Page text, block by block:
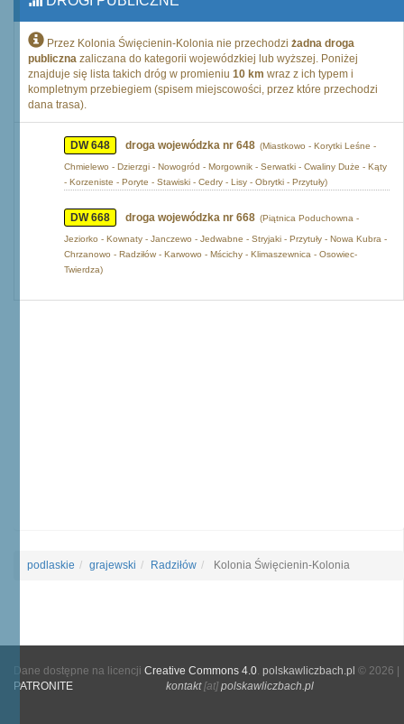
Przez Kolonia Święcienin-Kolonia nie przechodzi żadna droga
publiczna zaliczana do kategorii wojewódzkiej lub wyższej. Poniżej
znajduje się lista takich dróg w promieniu 10 km wraz z ich typem i
kompletnym przebiegiem (spisem miejscowości, przez które przechodzi
dana trasa).
DW 648 droga wojewódzka nr 648 (Miastkowo - Korytki Leśne -
Chmielewo - Dzierzgi - Nowogród - Morgownik - Serwatki - Cwaliny Duże - Kąty
- Korzeniste - Poryte - Stawiski - Cedry - Lisy - Obrytki - Przytuły)
DW 668 droga wojewódzka nr 668 (Piątnica Poduchowna -
Jeziorko - Kownaty - Janczewo - Jedwabne - Stryjaki - Przytuły - Nowa Kubra -
Chrzanowo - Radziłów - Karwowo - Mścichy - Klimaszewnica - Osowiec-
Twierdza)
podlaskie grajewski Radziłów Kolonia Święcienin-Kolonia
Dane dostępne na licencji Creative Commons 4.0. polskawliczbach.pl © 2026 |
PATRONITE
kontakt[at]polskawliczbach.pl